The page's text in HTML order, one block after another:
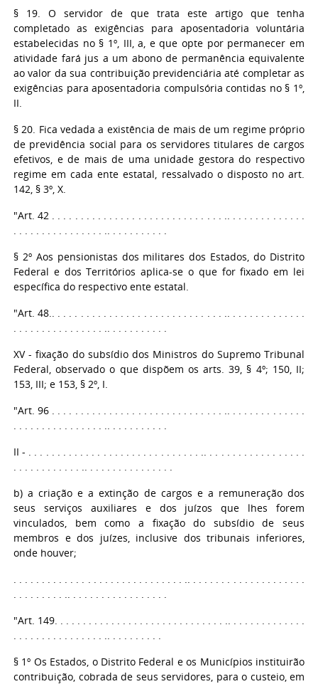
§ 19. O servidor de que trata este artigo que tenha
completado as exigências para aposentadoria voluntária
estabelecidas no § 1º, III, a, e que opte por permanecer em
atividade fará jus a um abono de permanência equivalente
ao valor da sua contribuição previdenciária até completar as
exigências para aposentadoria compulsória contidas no § 1º,
II.
§ 20. Fica vedada a existência de mais de um regime próprio
de previdência social para os servidores titulares de cargos
efetivos, e de mais de uma unidade gestora do respectivo
regime em cada ente estatal, ressalvado o disposto no art.
142, § 3º, X.
"Art. 42 . . . . . . . . . . . . . . . . . . . . . . . . . . . . . . .. . . . . . . . . . . . . .
. . . . . . . . . . . . . . . . .. . . . . . . . . . .
§ 2º Aos pensionistas dos militares dos Estados, do Distrito
Federal e dos Territórios aplica-se o que for fixado em lei
específica do respectivo ente estatal.
"Art. 48.. . . . . . . . . . . . . . . . . . . . . . . . . . . . . . .. . . . . . . . . . . . . .
. . . . . . . . . . . . . . . . .. . . . . . . . . . .
XV - fixação do subsídio dos Ministros do Supremo Tribunal
Federal, observado o que dispõem os arts. 39, § 4º; 150, II;
153, III; e 153, § 2º, I.
"Art. 96 . . . . . . . . . . . . . . . . . . . . . . . . . . . . . . .. . . . . . . . . . . . . .
. . . . . . . . . . . . . . . . .. . . . . . . . . . .
II - . . . . . . . . . . . . . . . . . . . . . . . . . . . . . . .. . . . . . . . . . . . . . . . . .
. . . . . . . . . . . . .. . . . . . . . . . . . . . . .
b) a criação e a extinção de cargos e a remuneração dos
seus serviços auxiliares e dos juízos que lhes forem
vinculados, bem como a fixação do subsídio de seus
membros e dos juízes, inclusive dos tribunais inferiores,
onde houver;
. . . . . . . . . . . . . . . . . . . . . . . . . . . . . . .. . . . . . . . . . . . . . . . . . . . .
. . . . . . . . . .. . . . . . . . . . . . . . . . . .
"Art. 149. . . . . . . . . . . . . . . . . . . . . . . . . . . . . . .. . . . . . . . . . . . . .
. . . . . . . . . . . . . . . . .. . . . . . . . . .
§ 1º Os Estados, o Distrito Federal e os Municípios instituirão
contribuição, cobrada de seus servidores, para o custeio, em